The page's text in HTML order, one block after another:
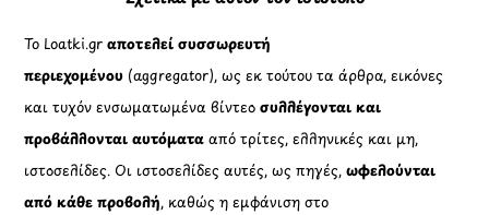
Το Loatki.grαποτελεί συσσωρευτή
περιεχομένου (aggregator), ως εκ τούτου τα άρθρα, εικόνες
και τυχόν ενσωματωμένα βίντεοσυλλέγονται και
προβάλλονται αυτόματααπό τρίτες, ελληνικές και μη,
ιστοσελίδες. Οι ιστοσελίδες αυτές, ως πηγές,ωφελούνται
από κάθε προβολή, καθώς η εμφάνιση στο